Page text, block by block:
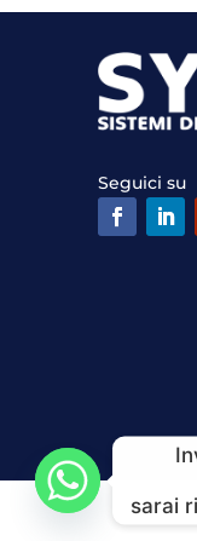
Seguici su
sarai